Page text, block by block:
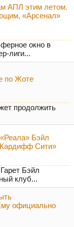
АПЛ этим летом.
«Арсенал»
окно в
лиги...
по Жоте
продолжить
Бэйл
Сити»
Бэйл
клуб...
официально